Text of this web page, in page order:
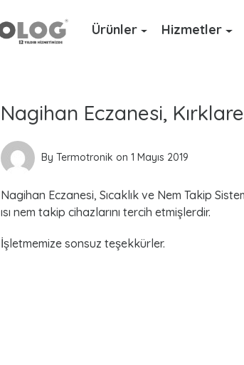
Ürünler Hizmetler
Nagihan Eczanesi,
By Termotronik on 1 Mayıs 2019
Nagihan Eczanesi, Sıcaklık ve Nem Takip
ısı nem takip cihazlarını tercih etmişlerdir.
İşletmemize sonsuz teşekkürler.